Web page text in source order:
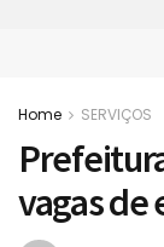
Home SERVIÇOS
vagas de